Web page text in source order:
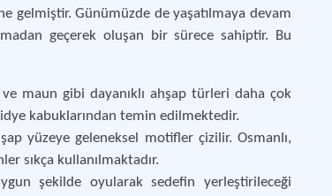
gelmiştir. Günümüzde de yaşatılmaya devam
geçerek oluşan bir sürece sahiptir. Bu
maun gibi dayanıklı ahşap türleri daha çok
kabuklarından temin edilmektedir.
yüzeye geleneksel motifler çizilir. Osmanlı,
sıkça kullanılmaktadır.
şekilde oyularak sedefin yerleştirileceği